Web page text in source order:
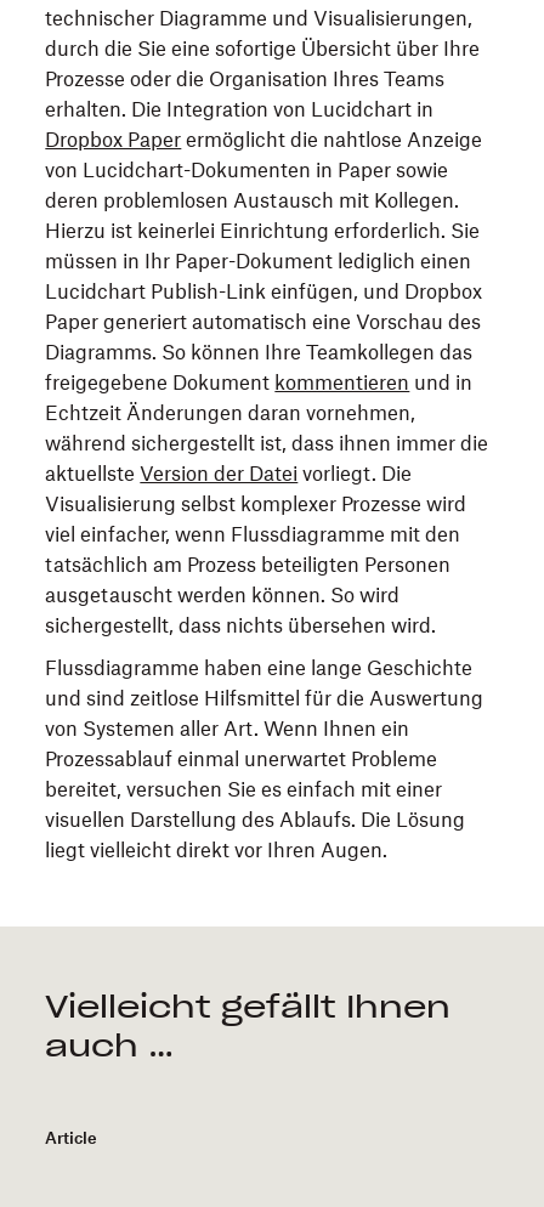
technischer Diagramme und Visualisierungen,
durch die Sie eine sofortige Übersicht über Ihre
Prozesse oder die Organisation Ihres Teams
erhalten. Die Integration von Lucidchart in
Dropbox Paper ermöglicht die nahtlose Anzeige
von Lucidchart-Dokumenten in Paper sowie
deren problemlosen Austausch mit Kollegen.
Hierzu ist keinerlei Einrichtung erforderlich. Sie
müssen in Ihr Paper-Dokument lediglich einen
Lucidchart Publish-Link einfügen, und Dropbox
Paper generiert automatisch eine Vorschau des
Diagramms. So können Ihre Teamkollegen das
freigegebene Dokument kommentieren und in
Echtzeit Änderungen daran vornehmen,
während sichergestellt ist, dass ihnen immer die
aktuellsteVersion der Datei vorliegt. Die
Visualisierung selbst komplexer Prozesse wird
viel einfacher, wenn Flussdiagramme mit den
tatsächlich am Prozess beteiligten Personen
ausgetauscht werden können. So wird
sichergestellt, dass nichts übersehen wird.
Flussdiagramme haben eine lange Geschichte
und sind zeitlose Hilfsmittel für die Auswertung
von Systemen aller Art. Wenn Ihnen ein
Prozessablauf einmal unerwartet Probleme
bereitet, versuchen Sie es einfach mit einer
visuellen Darstellung des Ablaufs. Die Lösung
liegt vielleicht direkt vor Ihren Augen.
Vielleicht gefällt Ihnen
auch …
Article